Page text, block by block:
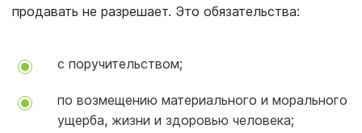
продавать не разрешает. Это обязательства:
с поручительством;
по возмещению материального и морального
ущерба, жизни и здоровью человека;